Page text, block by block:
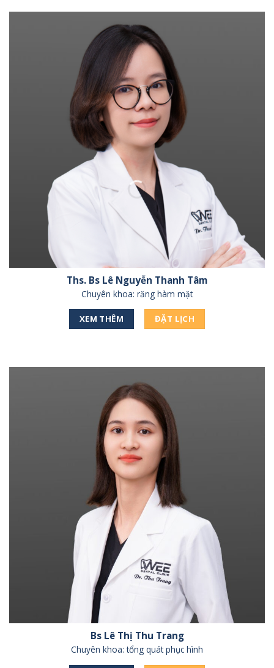
Ths. Bs Lê Nguyễn Thanh Tâm
Chuyên khoa: răng hàm mặt
XEM THÊM ĐẶT LỊCH
Bs Lê Thị Thu Trang
Chuyên khoa: tổng quát phục hình